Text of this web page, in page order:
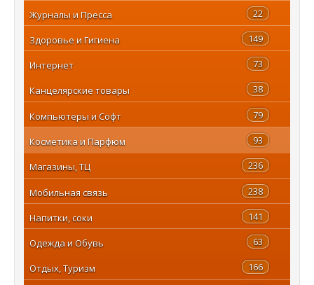
22
Журналы и Пресса
149
Здоровье и Гигиена
73
Интернет
38
Канцелярские товары
79
Компьютеры и Софт
93
Косметика и Парфюм
236
Магазины, ТЦ
238
Мобильная связь
141
Напитки, соки
63
Одежда и Обувь
166
Отдых, Туризм